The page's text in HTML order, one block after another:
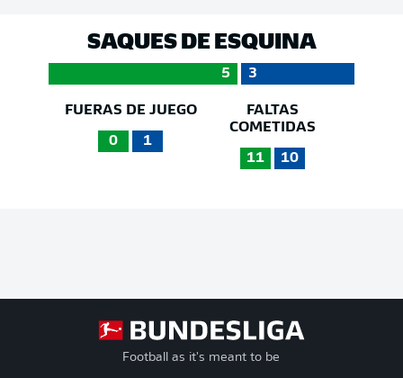
SAQUES DE ESQUINA
5 3
FUERAS DE JUEGO
0 1
FALTAS
COMETIDAS
11 10
Football as it's meant to be